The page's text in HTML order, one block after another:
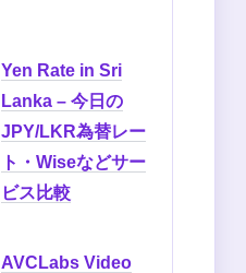
Yen Rate in Sri
Lanka – 今日の
JPY/LKR為替レー
ト・Wiseなどサー
ビス比較
AVCLabs Video